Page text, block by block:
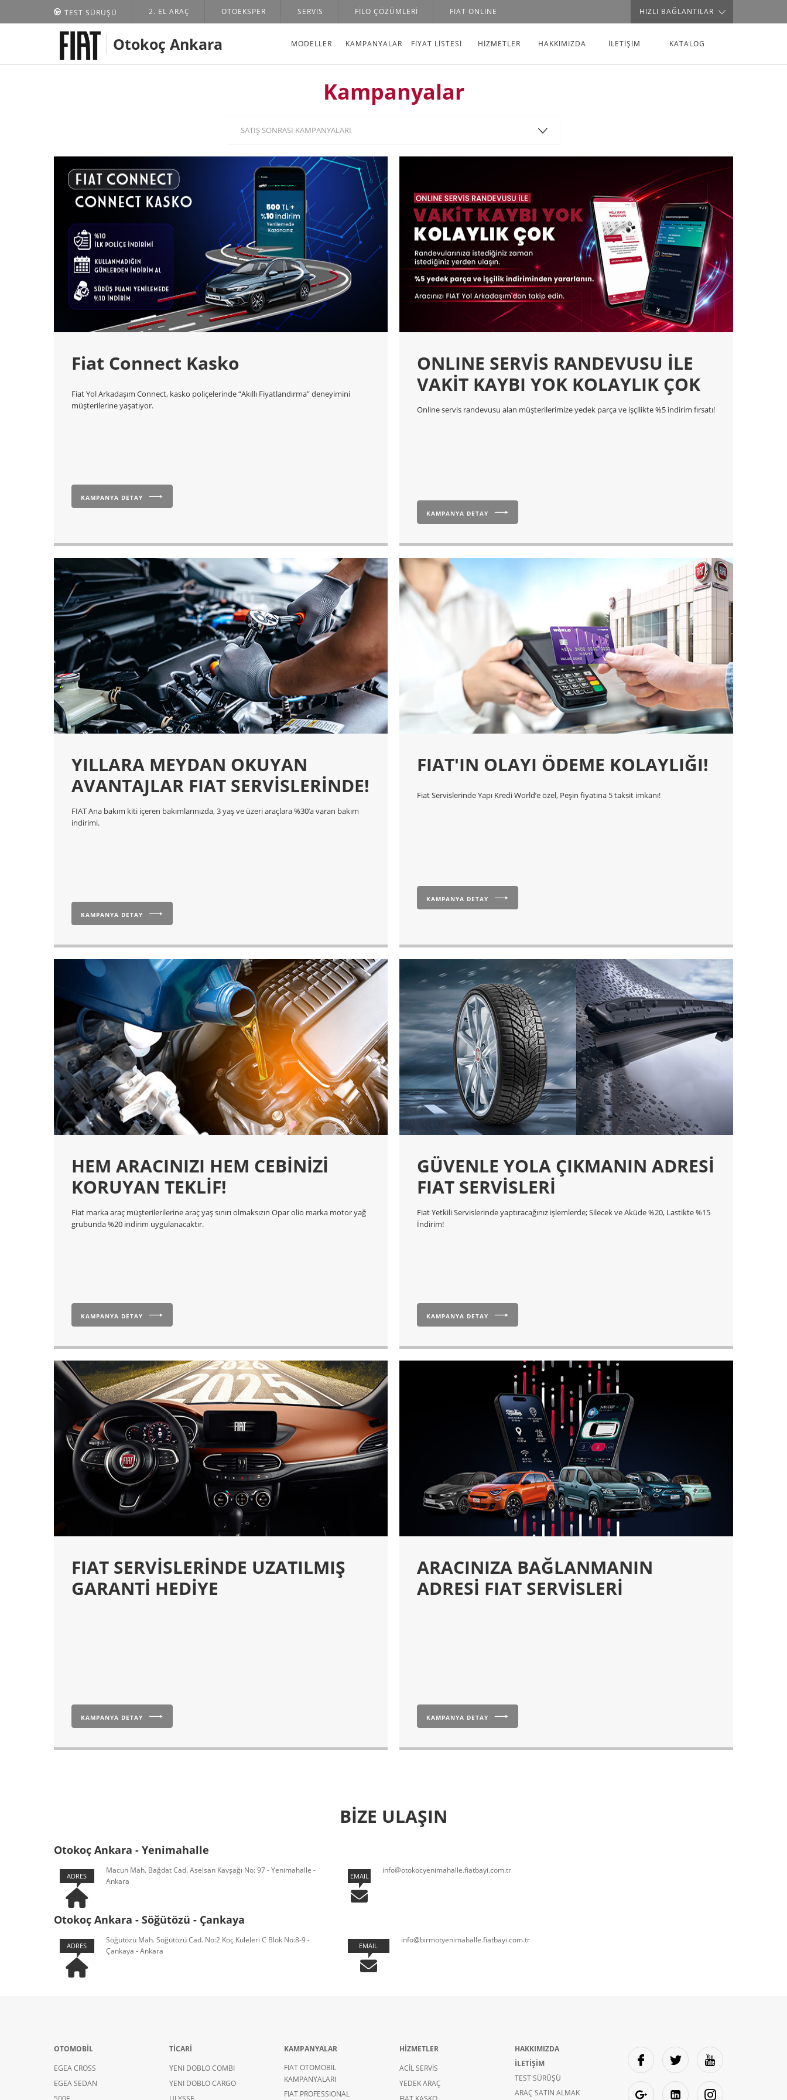
TEST SÜRÜŞÜ 2. EL ARAÇ OTOEKSPER SERVIS FILO ÇÖZÜMLERI FIAT ONLINE HIZLI BAĞLANTILAR
Otokoç Ankara MODELLER KAMPANYALAR FİYAT LİSTESİ HIZMETLER HAKKIMIZDA İLETİŞİM KATALOG
ANASAYFA KAMPANYALAR
Kampanyalar
SATIŞ SONRASI KAMPANYALARI
Fiat Connect Kasko
Fiat Yol Arkadaşım Connect, kasko poliçelerinde “Akıllı Fiyatlandırma” deneyimini
müşterilerine yaşatıyor.
KAMPANYA DETAY
ONLINE SERVİS RANDEVUSU İLE
VAKİT KAYBI YOK KOLAYLIK ÇOK
Online servis randevusu alan müşterilerimize yedek parça ve işçilikte %5 indirim fırsatı!
KAMPANYA DETAY
YILLARA MEYDAN OKUYAN
AVANTAJLAR FIAT SERVİSLERİNDE!
FIAT Ana bakım kiti içeren bakımlarınızda, 3 yaş ve üzeri araçlara %30’a varan bakım
indirimi.
KAMPANYA DETAY
FIAT'IN OLAYI ÖDEME KOLAYLIĞI!
Fiat Servislerinde Yapı Kredi World’e özel, Peşin fiyatına 5 taksit imkanı!
KAMPANYA DETAY
HEM ARACINIZI HEM CEBİNİZİ
KORUYAN TEKLİF!
Fiat marka araç müşterilerilerine araç yaş sınırı olmaksızın Opar olio marka motor yağ
grubunda %20 indirim uygulanacaktır.
KAMPANYA DETAY
GÜVENLE YOLA ÇIKMANIN ADRESİ
FIAT SERVİSLERİ
Fiat Yetkili Servislerinde yaptıracağınız işlemlerde; Silecek ve Aküde %20, Lastikte %15
İndirim!
KAMPANYA DETAY
FIAT SERVİSLERİNDE UZATILMIŞ
GARANTİ HEDİYE
KAMPANYA DETAY
ARACINIZA BAĞLANMANIN
ADRESİ FIAT SERVİSLERİ
KAMPANYA DETAY
BİZE ULAŞIN
Otokoç Ankara - Yenimahalle
ADRES
Macun Mah. Bağdat Cad. Aselsan Kavşağı No: 97 - Yenimahalle -
Ankara
EMAIL
info@otokocyenimahalle.fiatbayi.com.tr
Otokoç Ankara - Söğütözü - Çankaya
ADRES
Söğütözü Mah. Söğütözü Cad. No:2 Koç Kuleleri C Blok No:8-9 -
Çankaya - Ankara
EMAIL
info@birmotyenimahalle.fiatbayi.com.tr
OTOMOBİL
EGEA CROSS
EGEA SEDAN
TİCARİ
YENI DOBLO COMBI
YENI DOBLO CARGO
KAMPANYALAR
FIAT OTOMOBİL
KAMPANYALARI
FIAT PROFESSIONAL
HİZMETLER
ACİL SERVİS
YEDEK ARAÇ
HAKKIMIZDA
İLETİŞİM
TEST SÜRÜŞÜ
ARAÇ SATIN ALMAK